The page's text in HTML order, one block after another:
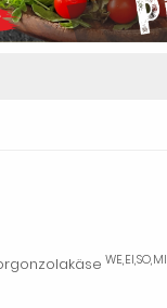
WE,EI,SO,MI